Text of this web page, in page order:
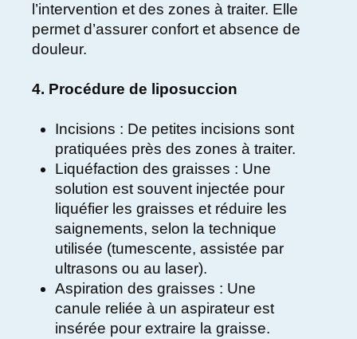
l’intervention et des zones à traiter. Elle
permet d’assurer confort et absence de
douleur.
4. Procédure de liposuccion
Incisions : De petites incisions sont
pratiquées près des zones à traiter.
Liquéfaction des graisses : Une
solution est souvent injectée pour
liquéfier les graisses et réduire les
saignements, selon la technique
utilisée (tumescente, assistée par
ultrasons ou au laser).
Aspiration des graisses : Une
canule reliée à un aspirateur est
insérée pour extraire la graisse.